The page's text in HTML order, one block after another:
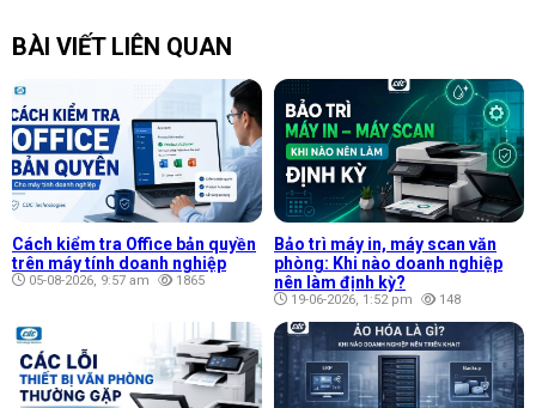
BÀI VIẾT LIÊN QUAN
Cách kiểm tra Office bản quyền
trên máy tính doanh nghiệp
05-08-2026, 9:57 am 1865
Bảo trì máy in, máy scan văn
phòng: Khi nào doanh nghiệp
nên làm định kỳ?
19-06-2026, 1:52 pm 148